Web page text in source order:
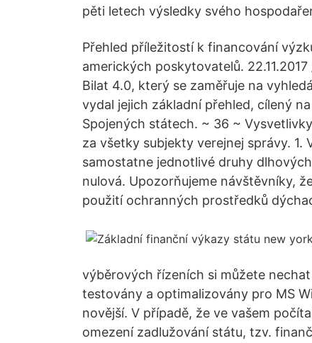
pěti letech výsledky svého
Přehled příležitostí k financování
amerických poskytovatelů.
Bilat 4.0, který se zaměřuje na
vydal jejich základní přehled, cílený
Spojených státech. ~ 36 ~
za všetky subjekty verejnej správy. 1.
samostatne jednotlivé druhy
nulová. Upozorňujeme návštěvníky,
použití ochranných prostředků
výběrových řízeních si můžete
testovány a optimalizovány pro MS
novější. V případě, že ve vašem
omezení zadlužování státu, tzv.